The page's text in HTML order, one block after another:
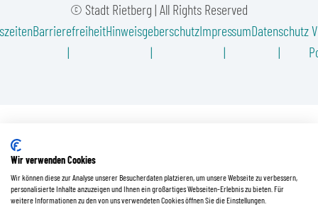
© Stadt Rietberg | All Rights Reserved
BarrierefreiheitHinweisgeberschutzImpressumDatenschutz
Wir verwenden Cookies
Wir können diese zur Analyse unserer Besucherdaten platzieren, um unsere Webseite zu verbessern,
personalisierte Inhalte anzuzeigen und Ihnen ein großartiges Webseiten-Erlebnis zu bieten. Für
weitere Informationen zu den von uns verwendeten Cookies öffnen Sie die Einstellungen.